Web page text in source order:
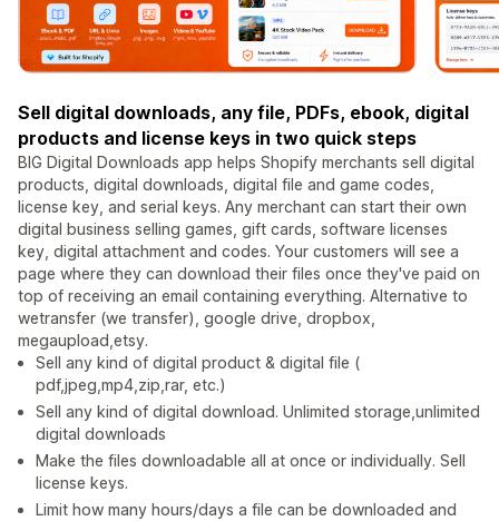
Sell digital downloads, any file, PDFs, ebook, digital
products and license keys in two quick steps
BIG Digital Downloads app helps Shopify merchants sell digital
products, digital downloads, digital file and game codes,
license key, and serial keys. Any merchant can start their own
digital business selling games, gift cards, software licenses
key, digital attachment and codes. Your customers will see a
page where they can download their files once they've paid on
top of receiving an email containing everything. Alternative to
wetransfer (we transfer), google drive, dropbox,
megaupload,etsy.
Sell any kind of digital product & digital file (
pdf,jpeg,mp4,zip,rar, etc.)
Sell any kind of digital download. Unlimited storage,unlimited
digital downloads
Make the files downloadable all at once or individually. Sell
license keys.
Limit how many hours/days a file can be downloaded and